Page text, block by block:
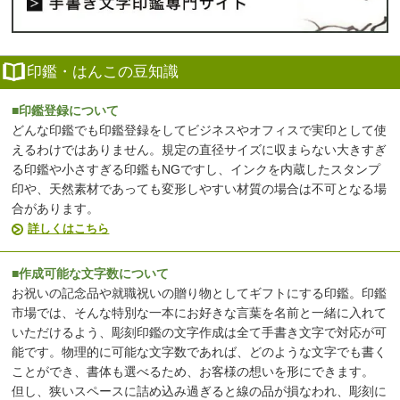
印鑑・はんこの豆知識
■印鑑登録について
どんな印鑑でも印鑑登録をしてビジネスやオフィスで実印として使
えるわけではありません。規定の直径サイズに収まらない大きすぎ
る印鑑や小さすぎる印鑑もNGですし、インクを内蔵したスタンプ
印や、天然素材であっても変形しやすい材質の場合は不可となる場
合があります。
詳しくはこちら
■作成可能な文字数について
お祝いの記念品や就職祝いの贈り物としてギフトにする印鑑。印鑑
市場では、そんな特別な一本にお好きな言葉を名前と一緒に入れて
いただけるよう、彫刻印鑑の文字作成は全て手書き文字で対応が可
能です。物理的に可能な文字数であれば、どのような文字でも書く
ことができ、書体も選べるため、お客様の想いを形にできます。
但し、狭いスペースに詰め込み過ぎると線の品が損なわれ、彫刻に